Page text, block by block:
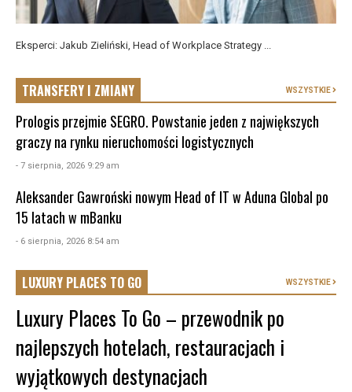
Eksperci: Jakub Zieliński, Head of Workplace Strategy ...
TRANSFERY I ZMIANY WSZYSTKIE
Prologis przejmie SEGRO. Powstanie jeden z największych
graczy na rynku nieruchomości logistycznych
- 7 sierpnia, 2026 9:29 am
Aleksander Gawroński nowym Head of IT w Aduna Global po
15 latach w mBanku
- 6 sierpnia, 2026 8:54 am
LUXURY PLACES TO GO WSZYSTKIE
Luxury Places To Go – przewodnik po
najlepszych hotelach, restauracjach i
wyjątkowych destynacjach